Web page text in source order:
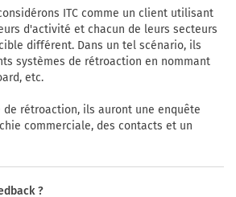
ITC comme un client utilisant
d'activité et chacun de leurs secteurs
différent. Dans un tel scénario, ils
systèmes de rétroaction en nommant
etc.
de rétroaction, ils auront une enquête
commerciale, des contacts et un
?